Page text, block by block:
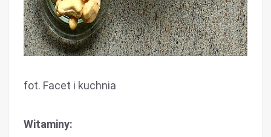
fot. Facet i kuchnia
Witaminy: